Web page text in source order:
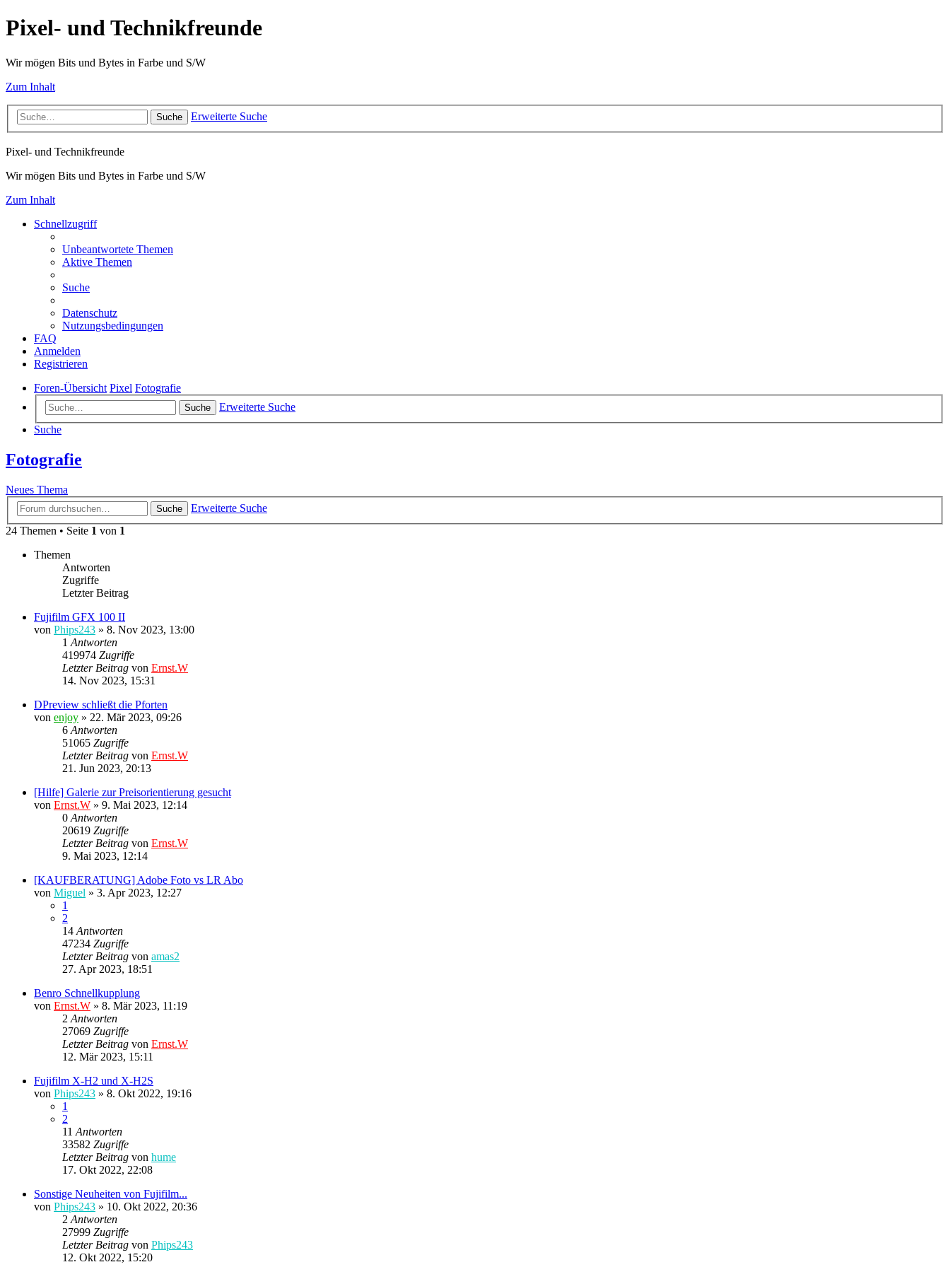
Pixel- und Technikfreunde
Wir mögen Bits und Bytes in Farbe und S/W
Zum Inhalt
Suche Erweiterte Suche
Pixel- und Technikfreunde
Wir mögen Bits und Bytes in Farbe und S/W
Zum Inhalt
Schnellzugriff
Unbeantwortete Themen
Aktive Themen
Suche
Datenschutz
Nutzungsbedingungen
FAQ
Anmelden
Registrieren
Foren-Übersicht Pixel Fotografie
Suche
Erweiterte Suche
Suche
Fotografie
Neues Thema
Suche
Erweiterte Suche
24 Themen • Seite 1 von 1
Themen
Antworten
Zugriffe
Letzter Beitrag
Fujifilm GFX 100 II
von Phips243 » 8. Nov 2023, 13:00
1Antworten
419974 Zugriffe
Letzter Beitrag von Ernst.W
14. Nov 2023, 15:31
DPreview schließt die Pforten
von enjoy » 22. Mär 2023, 09:26
6Antworten
51065 Zugriffe
Letzter Beitrag von Ernst.W
21. Jun 2023, 20:13
[Hilfe] Galerie zur Preisorientierung gesucht
von Ernst.W » 9. Mai 2023, 12:14
0Antworten
20619 Zugriffe
Letzter Beitrag von Ernst.W
9. Mai 2023, 12:14
[KAUFBERATUNG] Adobe Foto vs LR Abo
von Miguel » 3. Apr 2023, 12:27
1
2
14Antworten
47234 Zugriffe
Letzter Beitrag von amas2
27. Apr 2023, 18:51
Benro Schnellkupplung
von Ernst.W » 8. Mär 2023, 11:19
2Antworten
27069 Zugriffe
Letzter Beitrag von Ernst.W
12. Mär 2023, 15:11
Fujifilm X-H2 und X-H2S
von Phips243 » 8. Okt 2022, 19:16
1
2
11Antworten
33582 Zugriffe
Letzter Beitrag von hume
17. Okt 2022, 22:08
Sonstige Neuheiten von Fujifilm...
von Phips243 » 10. Okt 2022, 20:36
2Antworten
27999 Zugriffe
Letzter Beitrag von Phips243
12. Okt 2022, 15:20